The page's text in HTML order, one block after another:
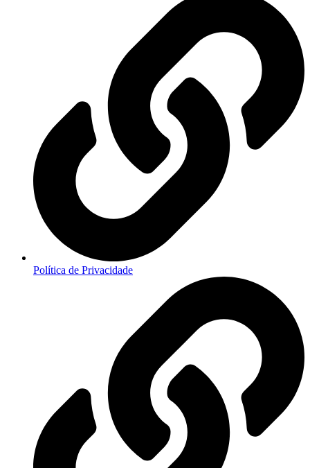
Política de Privacidade